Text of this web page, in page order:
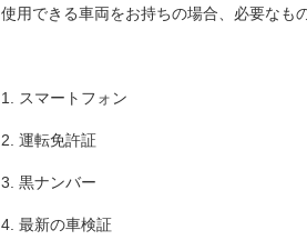
使用できる車両をお持ちの場合、必要なも
1. スマートフォン
2. 運転免許証
3. 黒ナンバー
4. 最新の車検証